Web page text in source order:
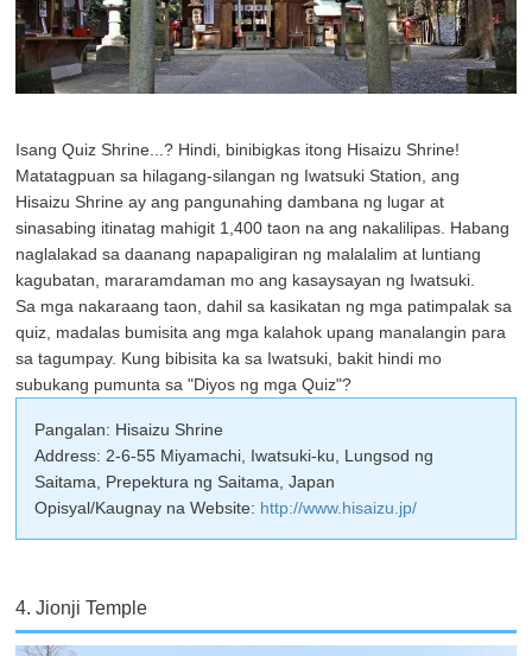
Isang Quiz Shrine...? Hindi, binibigkas itong Hisaizu Shrine!
Matatagpuan sa hilagang-silangan ng Iwatsuki Station, ang
Hisaizu Shrine ay ang pangunahing dambana ng lugar at
sinasabing itinatag mahigit 1,400 taon na ang nakalilipas. Habang
naglalakad sa daanang napapaligiran ng malalalim at luntiang
kagubatan, mararamdaman mo ang kasaysayan ng Iwatsuki.
Sa mga nakaraang taon, dahil sa kasikatan ng mga patimpalak sa
quiz, madalas bumisita ang mga kalahok upang manalangin para
sa tagumpay. Kung bibisita ka sa Iwatsuki, bakit hindi mo
subukang pumunta sa "Diyos ng mga Quiz"?
Pangalan: Hisaizu Shrine
Address: 2-6-55 Miyamachi, Iwatsuki-ku, Lungsod ng
Saitama, Prepektura ng Saitama, Japan
Opisyal/Kaugnay na Website: http://www.hisaizu.jp/
4. Jionji Temple